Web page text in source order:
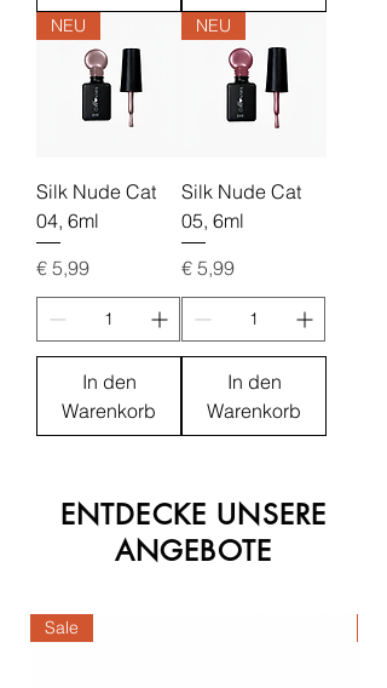
NEU
Silk Nude Cat
04, 6ml
Preis
€ 5,99
In den
Warenkorb
NEU
Silk Nude Cat
05, 6ml
Preis
€ 5,99
In den
Warenkorb
ENTDECKE UNSERE
ANGEBOTE
Sale